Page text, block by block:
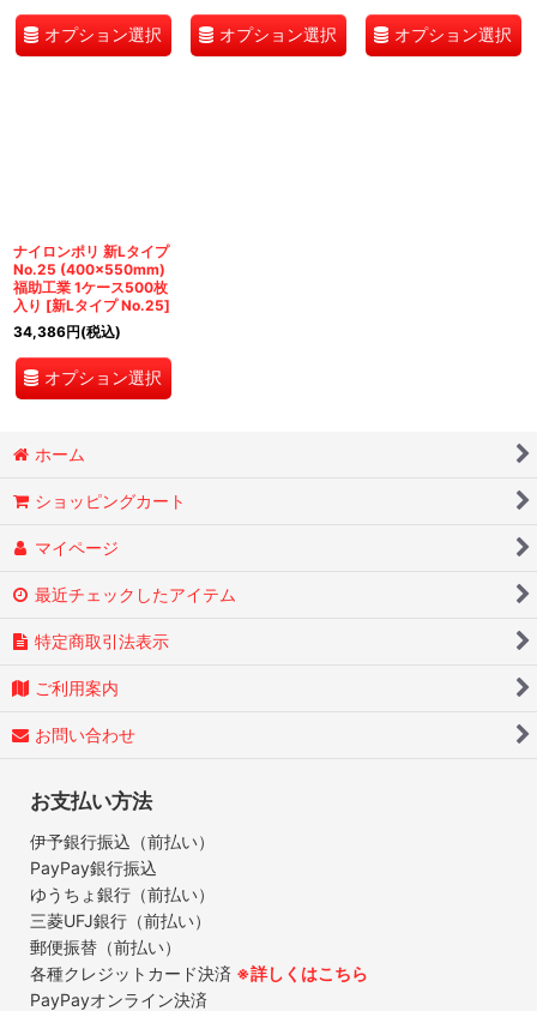
オプション選択 オプション選択 オプション選択
ナイロンポリ 新Lタイプ
No.25 (400×550mm)
福助工業 1ケース500枚
入り [新Lタイプ No.25]
34,386円(税込)
オプション選択
ホーム
ショッピングカート
マイページ
最近チェックしたアイテム
特定商取引法表示
ご利用案内
お問い合わせ
お支払い方法
伊予銀行振込（前払い）
PayPay銀行振込
ゆうちょ銀行（前払い）
三菱UFJ銀行（前払い）
郵便振替（前払い）
各種クレジットカード決済 ※詳しくはこちら
PayPayオンライン決済